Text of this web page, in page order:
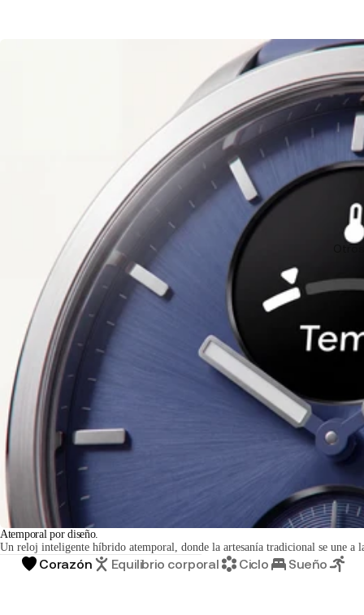
Atemporal por diseño.
Un reloj inteligente híbrido atemporal, donde la artesanía tradicional se une a
Corazón Equilibrio corporal Ciclo Sueño